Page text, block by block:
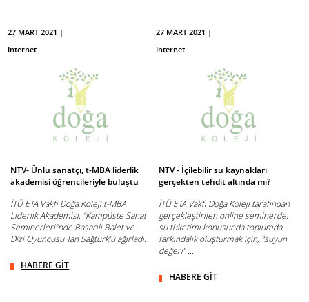
27 MART 2021 |
İnternet
NTV- Ünlü sanatçı, t-MBA liderlik
akademisi öğrencileriyle buluştu
İTÜ ETA Vakfı Doğa Koleji t-MBA
Liderlik Akademisi, “Kampüste Sanat
Seminerleri”nde Başarılı Balet ve
Dizi Oyuncusu Tan Sağtürk’ü ağırladı.
HABERE GİT
27 MART 2021 |
İnternet
NTV - İçilebilir su kaynakları
gerçekten tehdit altında mı?
İTÜ ETA Vakfı Doğa Koleji tarafından
gerçekleştirilen online seminerde,
su tüketimi konusunda toplumda
farkındalık oluşturmak için, “suyun
değeri” ...
HABERE GİT